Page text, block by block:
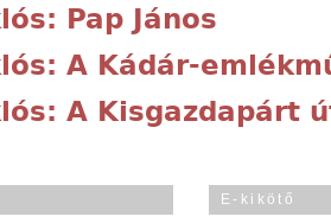
Pap János
A Kádár-
A Kisgazdapárt
E-kikötő